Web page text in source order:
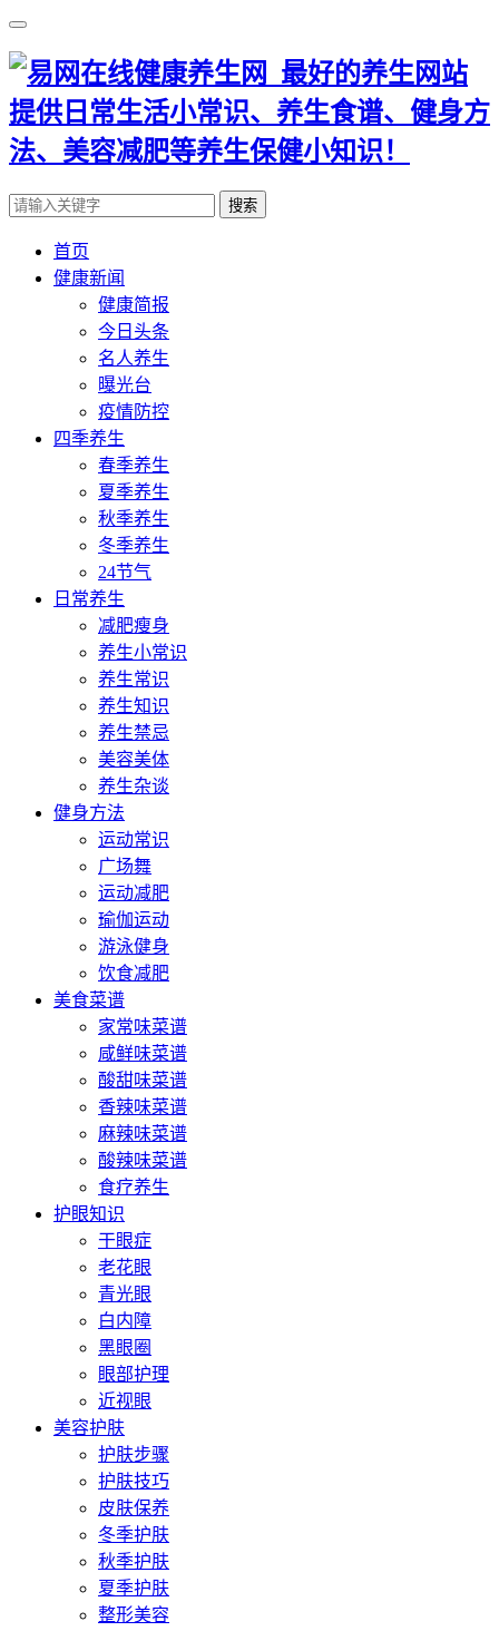
搜索
首页
健康新闻
健康简报
今日头条
名人养生
曝光台
疫情防控
四季养生
春季养生
夏季养生
秋季养生
冬季养生
24节气
日常养生
减肥瘦身
养生小常识
养生常识
养生知识
养生禁忌
美容美体
养生杂谈
健身方法
运动常识
广场舞
运动减肥
瑜伽运动
游泳健身
饮食减肥
美食菜谱
家常味菜谱
咸鲜味菜谱
酸甜味菜谱
香辣味菜谱
麻辣味菜谱
酸辣味菜谱
食疗养生
护眼知识
干眼症
老花眼
青光眼
白内障
黑眼圈
眼部护理
近视眼
美容护肤
护肤步骤
护肤技巧
皮肤保养
冬季护肤
秋季护肤
夏季护肤
整形美容